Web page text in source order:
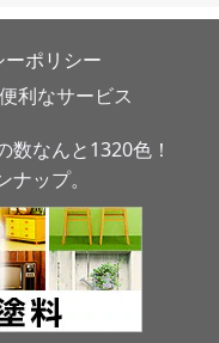
ポリシー
利なサービス
数なんと1320色！
ップ。